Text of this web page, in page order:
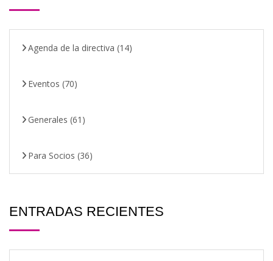
Agenda de la directiva (14)
Eventos (70)
Generales (61)
Para Socios (36)
ENTRADAS RECIENTES